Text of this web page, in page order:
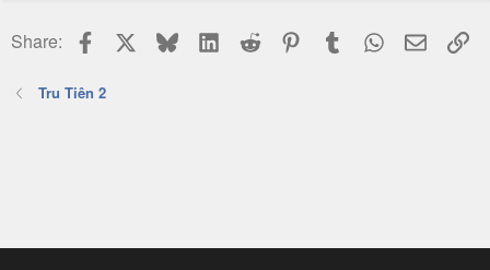
Share: Facebook BlueskyLinkedIn
Reddit PinterestTumblr WhatsApp
Email
Tru Tiên 2